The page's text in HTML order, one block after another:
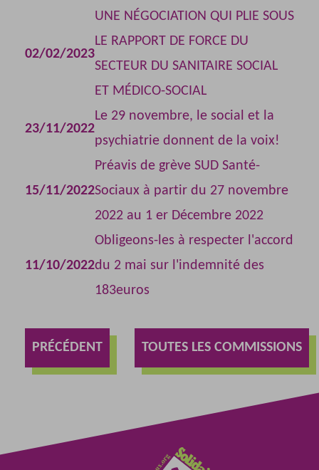
02/02/2023
UNE NÉGOCIATION QUI PLIE SOUS
LE RAPPORT DE FORCE DU
SECTEUR DU SANITAIRE SOCIAL
ET MÉDICO-SOCIAL
23/11/2022
Le 29 novembre, le social et la
psychiatrie donnent de la voix!
15/11/2022
Préavis de grève SUD Santé-
Sociaux à partir du 27 novembre
2022 au 1 er Décembre 2022
11/10/2022
Obligeons-les à respecter l'accord
du 2 mai sur l'indemnité des
183euros
PRÉCÉDENT TOUTES LES COMMISSIONS